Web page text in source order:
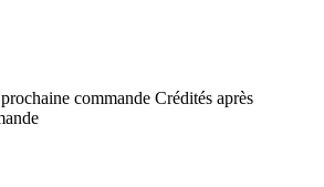
commande Crédités après